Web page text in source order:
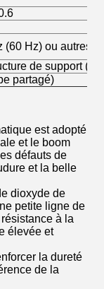
(60 Hz) ou autres
de support
partagé)
est adopté
et le boom
défauts de
et la belle
dioxyde de
petite ligne de
à la
élevée et
la dureté
de la